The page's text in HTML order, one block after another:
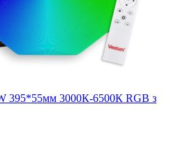
395*55мм 3000К-6500К RGB з